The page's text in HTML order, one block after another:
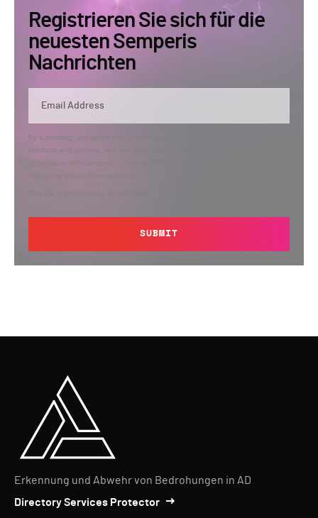
Registrieren Sie sich für die
neuesten Semperis
Nachrichten
By submitting, you agree that Semperis may send you information regarding its
products and services, and use and process your personal information in
accordance with Semperis’
contacting privacy@semperis.com.
SUBMIT
Erkennung und Abwehr von Bedrohungen in AD
Directory Services Protector